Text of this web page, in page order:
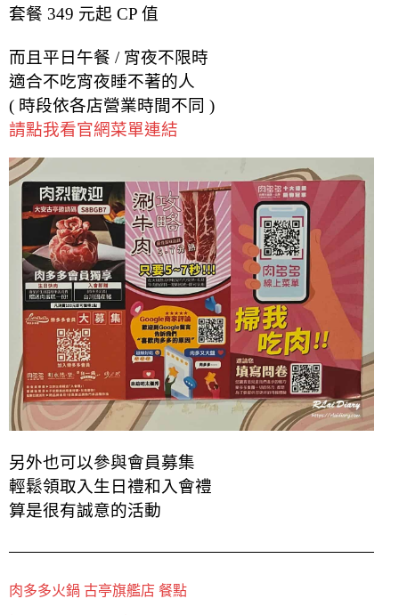
套餐 349 元起 CP 值
而且平日午餐 / 宵夜不限時
適合不吃宵夜睡不著的人
( 時段依各店營業時間不同 )
請點我看官網菜單連結
另外也可以參與會員募集
輕鬆領取入生日禮和入會禮
算是很有誠意的活動
肉多多火鍋 古亭旗艦店 餐點